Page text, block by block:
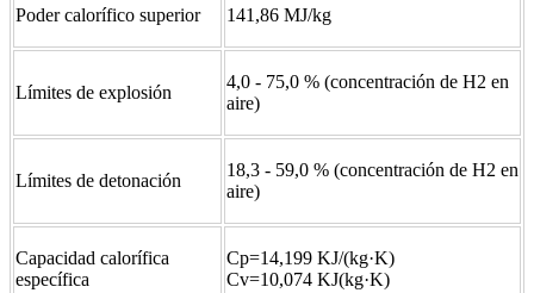
Poder calorífico superior 141,86 MJ/kg
Límites de explosión
4,0 - 75,0 % (concentración de H2 en
aire)
Límites de detonación
18,3 - 59,0 % (concentración de H2 en
aire)
Capacidad calorífica
específica
Cp=14,199 KJ/(kg·K)
Cv=10,074 KJ(kg·K)